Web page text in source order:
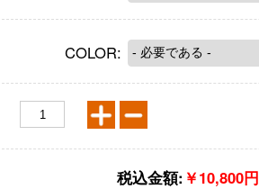
COLOR:
税込金額: ￥10,800円